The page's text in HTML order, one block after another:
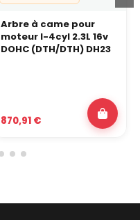
Arbre à came pour
moteur I-4cyl 2.3L 16v
DOHC (DTH/DTH) DH23
870,91 €